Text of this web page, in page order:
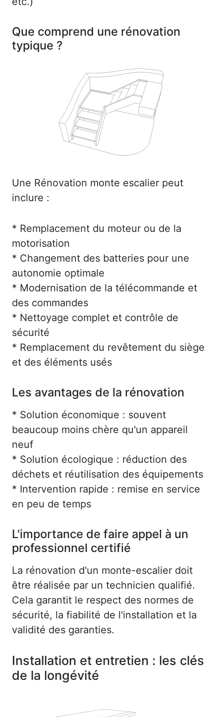
Que comprend une rénovation
typique ?
Une Rénovation monte escalier peut
inclure :
* Remplacement du moteur ou de la
motorisation
* Changement des batteries pour une
autonomie optimale
* Modernisation de la télécommande et
des commandes
* Nettoyage complet et contrôle de
sécurité
* Remplacement du revêtement du siège
et des éléments usés
Les avantages de la rénovation
* Solution économique : souvent
beaucoup moins chère qu'un appareil
neuf
* Solution écologique : réduction des
déchets et réutilisation des équipements
* Intervention rapide : remise en service
en peu de temps
L'importance de faire appel à un
professionnel certifié
La rénovation d'un monte-escalier doit
être réalisée par un technicien qualifié.
Cela garantit le respect des normes de
sécurité, la fiabilité de l'installation et la
validité des garanties.
Installation et entretien : les clés
de la longévité